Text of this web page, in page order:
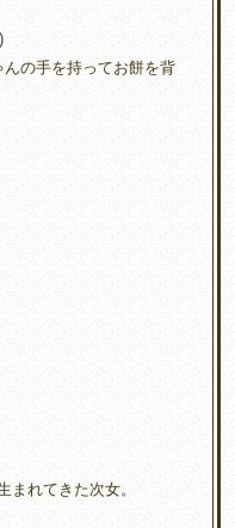
の手を持ってお餅を背
まれてきた次女。